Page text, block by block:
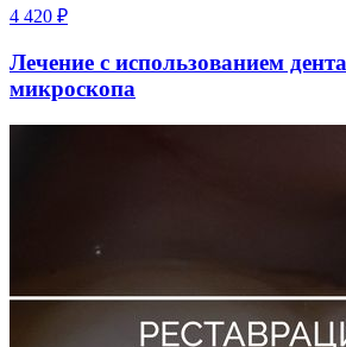
4 420 ₽
Лечение с использованием
микроскопа